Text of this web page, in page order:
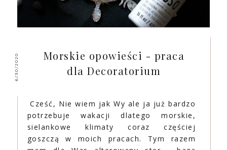
6/30/2020
Morskie opowieści - praca
dla Decoratorium
Cześć, Nie wiem jak Wy ale ja już bardzo
potrzebuje wakacji dlatego morskie,
sielankowe klimaty coraz częściej
goszczą w moich pracach. Tym razem